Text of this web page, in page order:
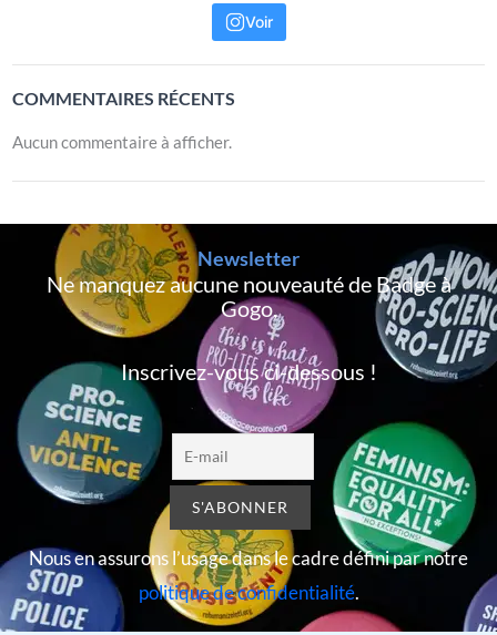
Voir
COMMENTAIRES RÉCENTS
Aucun commentaire à afficher.
Newsletter
Ne manquez aucune nouveauté de Badge à
Gogo,
Inscrivez-vous ci-dessous !
Nous en assurons l’usage dans le cadre défini par notre
politique de confidentialité.